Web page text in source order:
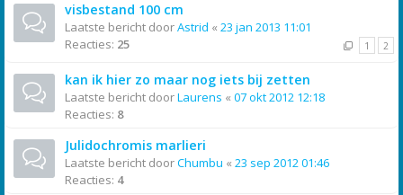
visbestand 100 cm
Laatste bericht doorAstrid « 23 jan 2013 11:01
Reacties: 25 1 2
kan ik hier zo maar nog iets bij zetten
Laatste bericht doorLaurens « 07 okt 2012 12:18
Reacties: 8
Julidochromis marlieri
Laatste bericht doorChumbu « 23 sep 2012 01:46
Reacties: 4